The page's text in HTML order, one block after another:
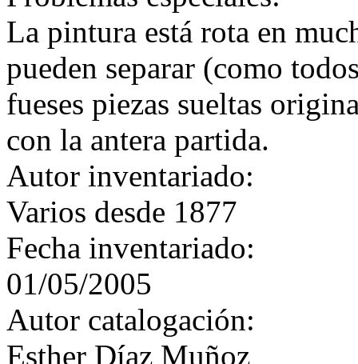
La pintura está rota en
pueden separar (como
fueses piezas sueltas
con la antera partida.
Autor inventariado:
Varios desde 1877
Fecha inventariado:
01/05/2005
Autor catalogación:
Esther Díaz Muñoz